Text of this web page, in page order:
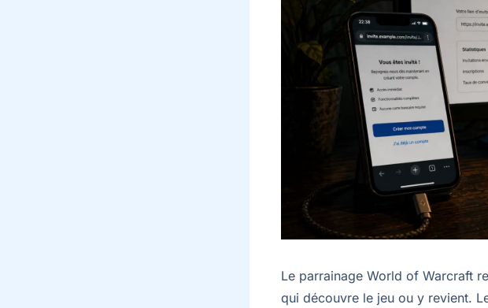
Le parrainage World of Warcraft
qui découvre le jeu ou y revient.